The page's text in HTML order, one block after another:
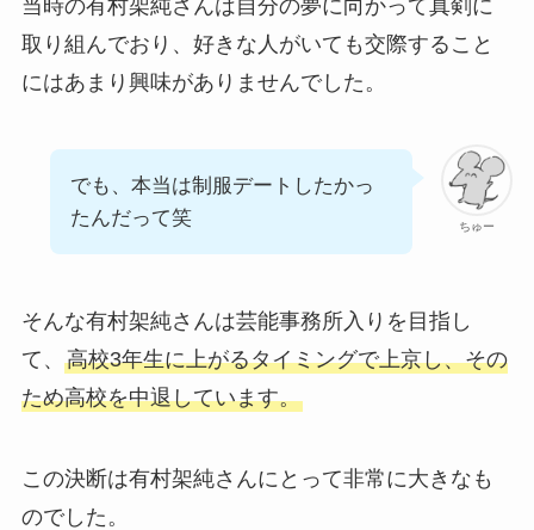
当時の有村架純さんは自分の夢に向かって真剣に
取り組んでおり、好きな人がいても交際すること
にはあまり興味がありませんでした。
ちゅー
でも、本当は制服デートしたかっ
たんだって笑
そんな有村架純さんは芸能事務所入りを目指し
て、 高校3年生に上がるタイミングで上京し、その
ため高校を中退しています。
この決断は有村架純さんにとって非常に大きなも
のでした。